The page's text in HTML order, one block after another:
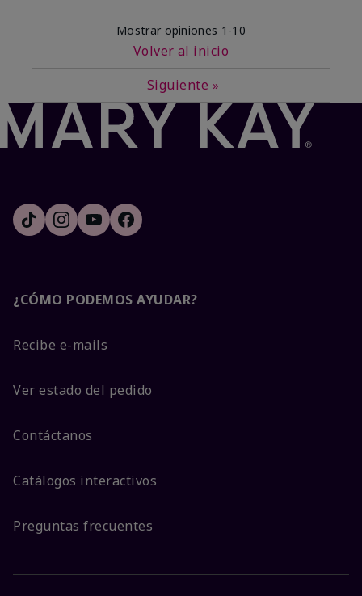
Mostrar opiniones 1-10
Volver al inicio
Siguiente »
¿CÓMO PODEMOS AYUDAR?
Recibe e-mails
Ver estado del pedido
Contáctanos
Catálogos interactivos
Preguntas frecuentes